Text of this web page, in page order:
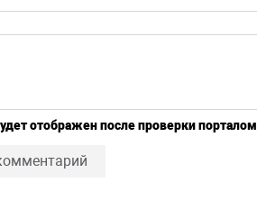
отображен после проверки порталом